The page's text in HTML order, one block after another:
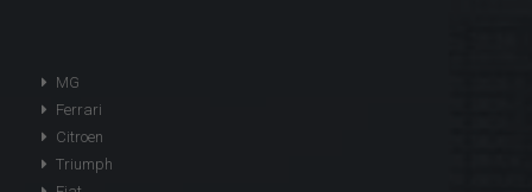
MG
Ferrari
Citroen
Triumph